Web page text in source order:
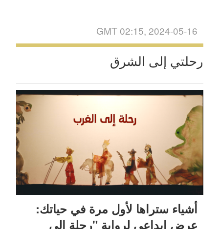
GMT 02:15, 2024-05-16
رحلتي إلى الشرق
أشياء ستراها لأول مرة في حياتك:
عرض إبداعي لرواية "رحلة إلى